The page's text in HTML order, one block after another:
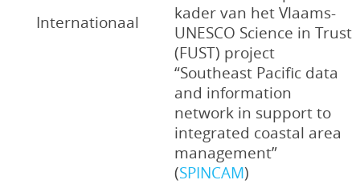
Internationaal
kader van het Vlaams-
UNESCO Science in Trust
(FUST) project
“Southeast Pacific data
and information
network in support to
integrated coastal area
management”
(SPINCAM)